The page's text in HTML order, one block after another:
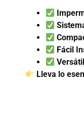
Fácil
Lleva lo